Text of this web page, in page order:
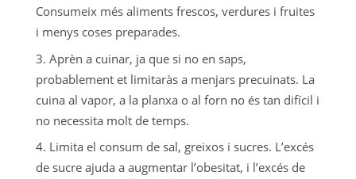
Consumeix més aliments frescos, verdures i fruites
i menys coses preparades.
Aprèn a cuinar, ja que si no en saps,
probablement et limitaràs a menjars precuinats. La
cuina al vapor, a la planxa o al forn no és tan difícil i
no necessita molt de temps.
Limita el consum de sal, greixos i sucres. L’excés
de sucre ajuda a augmentar l’obesitat, i l’excés de